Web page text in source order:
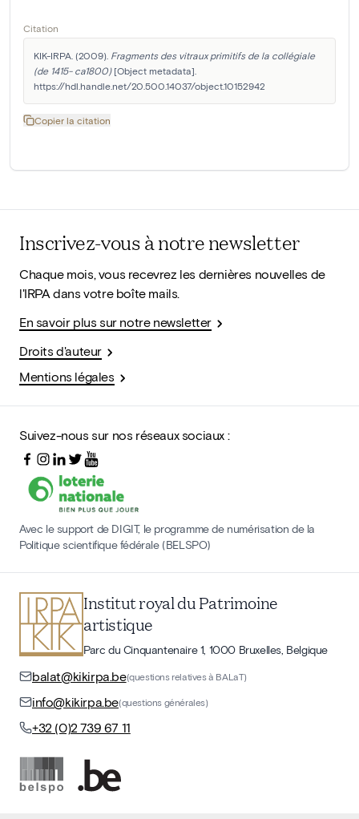
Citation
KIK-IRPA. (2009). Fragments des vitraux primitifs de la collégiale
(de 1415- ca1800) [Object metadata].
https://hdl.handle.net/20.500.14037/object.10152942
Copier la citation
Inscrivez-vous à notre newsletter
Chaque mois, vous recevrez les dernières nouvelles de
l'IRPA dans votre boîte mails.
En savoir plus sur notre newsletter
Droits d'auteur
Mentions légales
Suivez-nous sur nos réseaux sociaux :
Avec le support de DIGIT, le programme de numérisation de la
Politique scientifique fédérale (BELSPO)
Institut royal du Patrimoine
artistique
Parc du Cinquantenaire 1, 1000 Bruxelles, Belgique
balat@kikirpa.be(questions relatives à BALaT)
info@kikirpa.be(questions générales)
+32 (0)2 739 67 11